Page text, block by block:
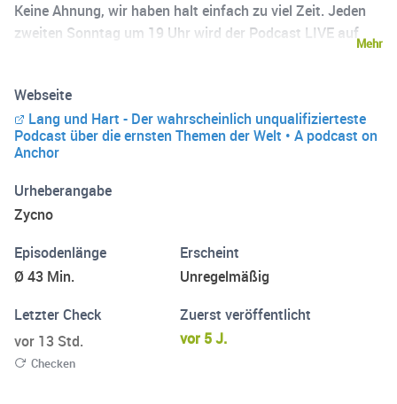
Keine Ahnung, wir haben halt einfach zu viel Zeit. Jeden
zweiten Sonntag um 19 Uhr wird der Podcast LIVE auf
Fehlinformationen enthalten!
Mehr
Webseite
Lang und Hart - Der wahrscheinlich unqualifizierteste
Podcast über die ernsten Themen der Welt • A podcast on
Anchor
Urheberangabe
Zycno
Episodenlänge
Ø 43 Min.
Erscheint
Unregelmäßig
Letzter Check
vor 13 Std.
Checken
Zuerst veröffentlicht
vor 5 J.